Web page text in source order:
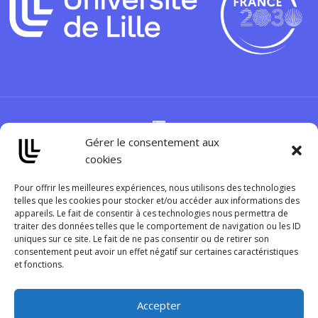
Gérer le consentement aux
cookies
Pour offrir les meilleures expériences, nous utilisons des technologies
telles que les cookies pour stocker et/ou accéder aux informations des
appareils. Le fait de consentir à ces technologies nous permettra de
traiter des données telles que le comportement de navigation ou les ID
uniques sur ce site. Le fait de ne pas consentir ou de retirer son
consentement peut avoir un effet négatif sur certaines caractéristiques
et fonctions.
Accepter